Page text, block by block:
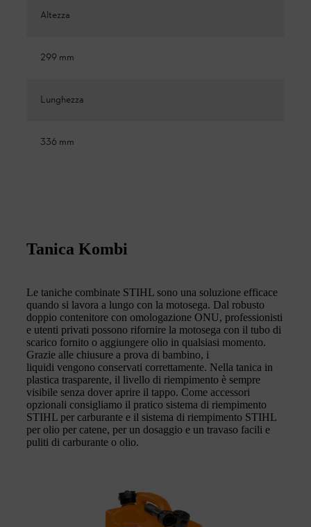
Altezza
299 mm
Lunghezza
336 mm
Tanica Kombi
Le taniche combinate STIHL sono una soluzione efficace
quando si lavora a lungo con la motosega. Dal robusto
doppio contenitore con omologazione ONU, professionisti
e utenti privati possono rifornire la motosega con il tubo di
scarico fornito o aggiungere olio in qualsiasi momento.
Grazie alle chiusure a prova di bambino, i
liquidi vengono conservati correttamente. Nella tanica in
plastica trasparente, il livello di riempimento è sempre
visibile senza dover aprire il tappo. Come accessori
opzionali consigliamo il pratico sistema di riempimento
STIHL per carburante e il sistema di riempimento STIHL
per olio per catene, per un dosaggio e un travaso facili e
puliti di carburante o olio.